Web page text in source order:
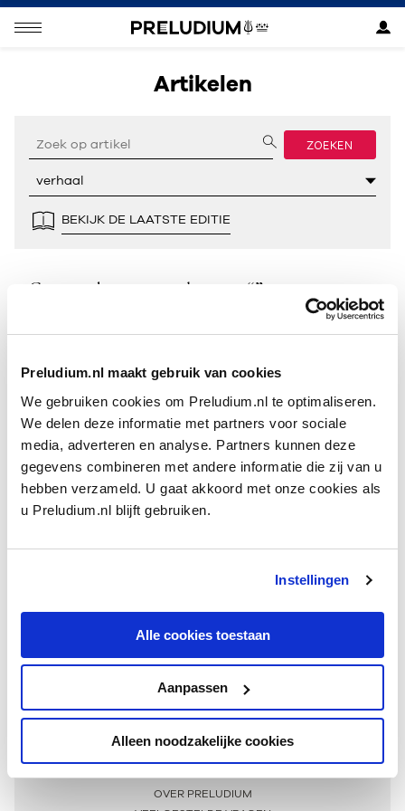
Preludium.nl maakt gebruik van cookies
We gebruiken cookies om Preludium.nl te optimaliseren.
We delen deze informatie met partners voor sociale
media, adverteren en analyse. Partners kunnen deze
gegevens combineren met andere informatie die zij van u
hebben verzameld. U gaat akkoord met onze cookies als
u Preludium.nl blijft gebruiken.
Instellingen
Alle cookies toestaan
Aanpassen
Alleen noodzakelijke cookies
Artikelen
ZOEKEN
BEKIJK DE LAATSTE EDITIE
Geen resultaten gevonden voor “”.
Meer informatie
OVER PRELUDIUM